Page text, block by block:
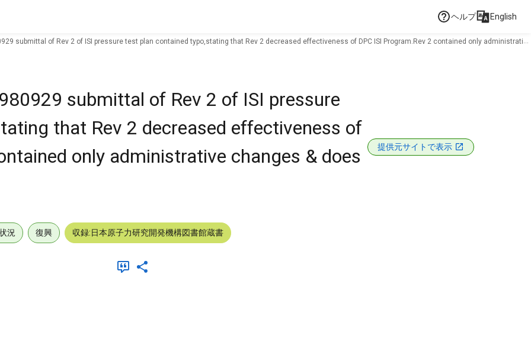
ヘルプ English
submittal of Rev 2 of ISI pressure test plan contained typo,stating that Rev 2 decreased effectiveness of DPC ISI Program.Rev 2 contained only administrative
submittal of Rev 2 of ISI pressure
that Rev 2 decreased effectiveness of
only administrative changes & does
提供元サイトで表示
況 復興 収録:日本原子力研究開発機構図書館蔵書